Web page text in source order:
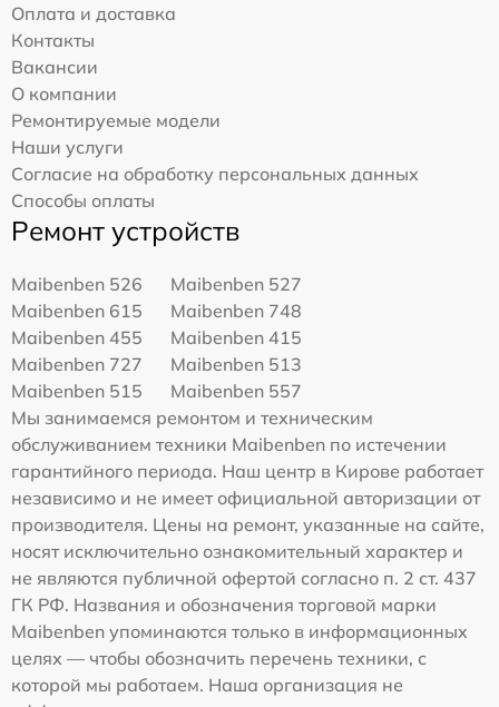
Оплата и доставка
Контакты
Вакансии
О компании
Ремонтируемые модели
Наши услуги
Согласие на обработку персональных данных
Способы оплаты
Ремонт устройств
Maibenben 526
Maibenben 527
Maibenben 615
Maibenben 748
Maibenben 455
Maibenben 415
Maibenben 727
Maibenben 513
Maibenben 515
Maibenben 557
Мы занимаемся ремонтом и техническим
обслуживанием техники Maibenben по истечении
гарантийного периода. Наш центр в Кирове работает
независимо и не имеет официальной авторизации от
производителя. Цены на ремонт, указанные на сайте,
носят исключительно ознакомительный характер и
не являются публичной офертой согласно п. 2 ст. 437
ГК РФ. Названия и обозначения торговой марки
Maibenben упоминаются только в информационных
целях — чтобы обозначить перечень техники, с
которой мы работаем. Наша организация не